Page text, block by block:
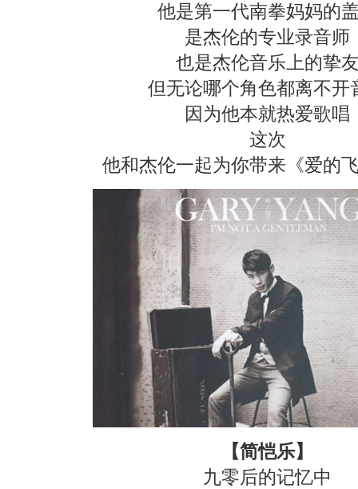
他是第一代南拳妈妈的
是杰伦的专业录音师
也是杰伦音乐上的挚
但无论哪个角色都离不开
因为他本就热爱歌唱
这次
他和杰伦一起为你带来《爱的
【简恺乐】
九零后的记忆中